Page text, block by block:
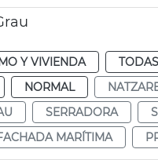
Y VIVIENDA
NORMAL
SERRADORA
MARÍTIMA